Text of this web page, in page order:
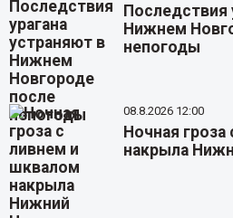
Последствия
Нижнем
непогоды
08.8.2026 12:00
Ночная
накрыла